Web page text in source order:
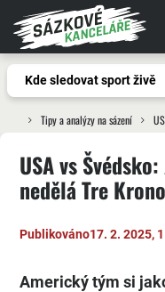
Kde sledovat sport živě
Tipy a analýzy na sázení
USA vs
nedělá Tre
Publikováno17. 2. 2025,
Americký tým si